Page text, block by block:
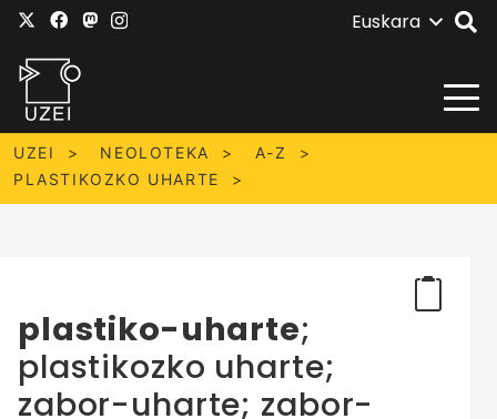
Euskara
UZEI NEOLOTEKA
A-Z
PLASTIKOZKO UHARTE
plastiko-uharte;
plastikozko uharte;
zabor-uharte; zabor-